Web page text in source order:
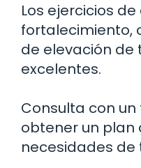
Los ejercicios
fortalecimiento,
de elevación de
excelentes.
Consulta con
obtener un
necesidades de